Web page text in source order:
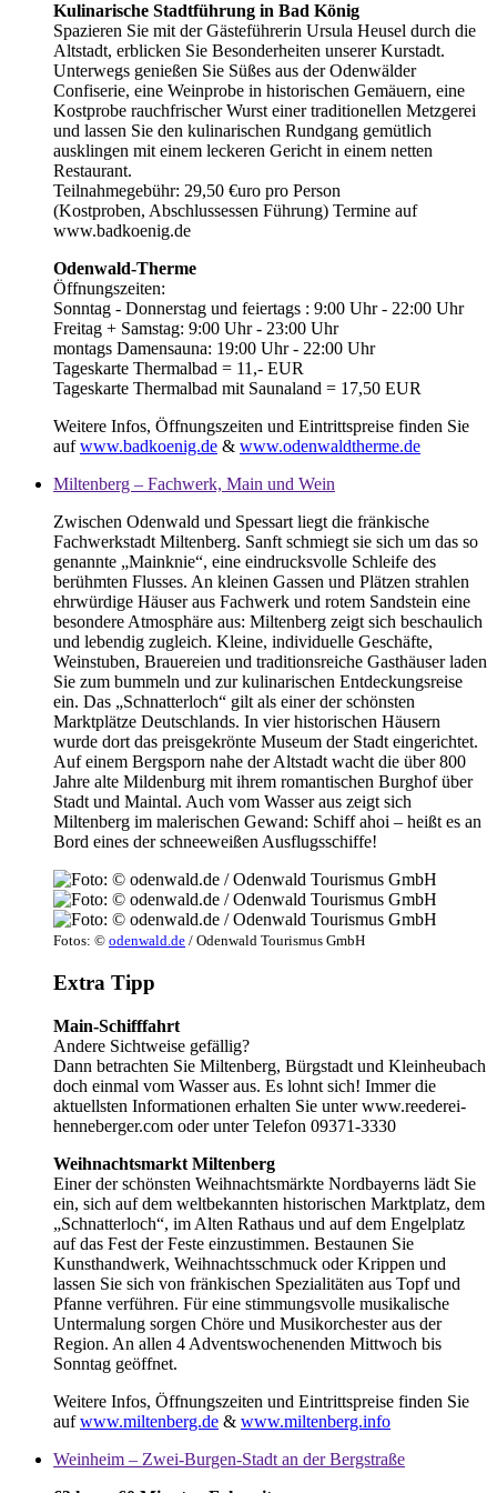
Kulinarische Stadtführung in Bad König
Spazieren Sie mit der Gästeführerin Ursula Heusel durch die
Altstadt, erblicken Sie Besonderheiten unserer Kurstadt.
Unterwegs genießen Sie Süßes aus der Odenwälder
Confiserie, eine Weinprobe in historischen Gemäuern, eine
Kostprobe rauchfrischer Wurst einer traditionellen Metzgerei
und lassen Sie den kulinarischen Rundgang gemütlich
ausklingen mit einem leckeren Gericht in einem netten
Restaurant.
Teilnahmegebühr: 29,50 €uro pro Person
(Kostproben, Abschlussessen Führung) Termine auf
www.badkoenig.de
Odenwald-Therme
Öffnungszeiten:
Sonntag - Donnerstag und feiertags : 9:00 Uhr - 22:00 Uhr
Freitag + Samstag: 9:00 Uhr - 23:00 Uhr
montags Damensauna: 19:00 Uhr - 22:00 Uhr
Tageskarte Thermalbad = 11,- EUR
Tageskarte Thermalbad mit Saunaland = 17,50 EUR
Weitere Infos, Öffnungszeiten und Eintrittspreise finden Sie
aufwww.badkoenig.de & www.odenwaldtherme.de
Miltenberg – Fachwerk, Main und Wein
Zwischen Odenwald und Spessart liegt die fränkische
Fachwerkstadt Miltenberg. Sanft schmiegt sie sich um das so
genannte „Mainknie“, eine eindrucksvolle Schleife des
berühmten Flusses. An kleinen Gassen und Plätzen strahlen
ehrwürdige Häuser aus Fachwerk und rotem Sandstein eine
besondere Atmosphäre aus: Miltenberg zeigt sich beschaulich
und lebendig zugleich. Kleine, individuelle Geschäfte,
Weinstuben, Brauereien und traditionsreiche Gasthäuser laden
Sie zum bummeln und zur kulinarischen Entdeckungsreise
ein. Das „Schnatterloch“ gilt als einer der schönsten
Marktplätze Deutschlands. In vier historischen Häusern
wurde dort das preisgekrönte Museum der Stadt eingerichtet.
Auf einem Bergsporn nahe der Altstadt wacht die über 800
Jahre alte Mildenburg mit ihrem romantischen Burghof über
Stadt und Maintal. Auch vom Wasser aus zeigt sich
Miltenberg im malerischen Gewand: Schiff ahoi – heißt es an
Bord eines der schneeweißen Ausflugsschiffe!
Fotos: © odenwald.de / Odenwald Tourismus GmbH
Extra Tipp
Main-Schifffahrt
Andere Sichtweise gefällig?
Dann betrachten Sie Miltenberg, Bürgstadt und Kleinheubach
doch einmal vom Wasser aus. Es lohnt sich! Immer die
aktuellsten Informationen erhalten Sie unter www.reederei-
henneberger.com oder unter Telefon 09371-3330
Weihnachtsmarkt Miltenberg
Einer der schönsten Weihnachtsmärkte Nordbayerns lädt Sie
ein, sich auf dem weltbekannten historischen Marktplatz, dem
„Schnatterloch“, im Alten Rathaus und auf dem Engelplatz
auf das Fest der Feste einzustimmen. Bestaunen Sie
Kunsthandwerk, Weihnachtsschmuck oder Krippen und
lassen Sie sich von fränkischen Spezialitäten aus Topf und
Pfanne verführen. Für eine stimmungsvolle musikalische
Untermalung sorgen Chöre und Musikorchester aus der
Region. An allen 4 Adventswochenenden Mittwoch bis
Sonntag geöffnet.
Weitere Infos, Öffnungszeiten und Eintrittspreise finden Sie
aufwww.miltenberg.de & www.miltenberg.info
Weinheim – Zwei-Burgen-Stadt an der Bergstraße